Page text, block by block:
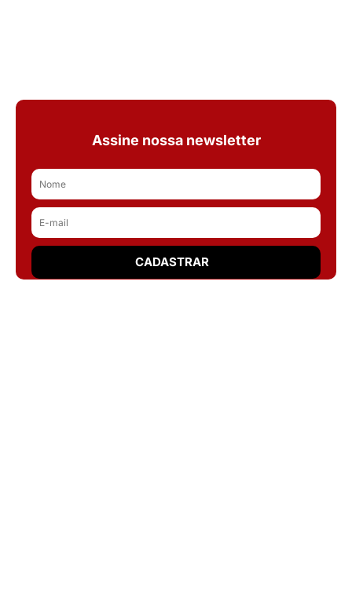
Assine nossa newsletter